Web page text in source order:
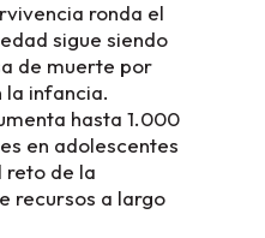
ronda el
sigue siendo
de muerte por
infancia.
hasta 1.000
en adolescentes
reto de la
recursos a largo